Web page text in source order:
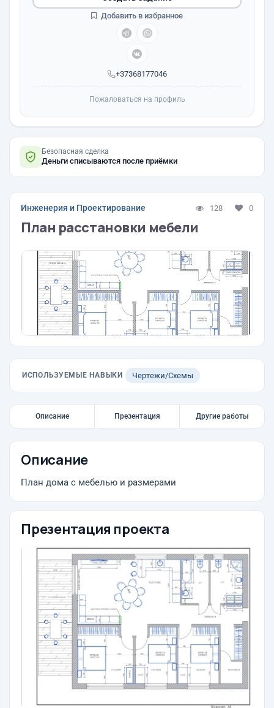
+37368177046
Добавить в избранное
Пожаловаться на профиль
Безопасная сделка
Деньги списываются после приёмки
Инженерия и Проектирование 128 0
План расстановки мебели
ИСПОЛЬЗУЕМЫЕ НАВЫКИ Чертежи/Схемы
Описание Презентация Другие работы
Описание
План дома с мебелью и размерами
Презентация проекта